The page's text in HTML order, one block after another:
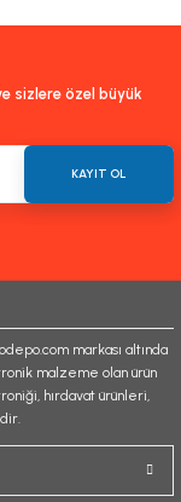
tarafımıza
sizlere özel büyük
KAYIT OL
markası altında
malzeme olan ürün
hırdavat ürünleri,